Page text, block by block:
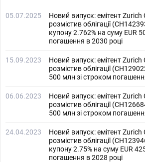
05.07.2025
Новий випуск: емітент
розмістив облігації
купону 2.762% на суму EUR
погашення в 2030 році
15.09.2023
Новий випуск: емітент
розмістив облігації
500 млн зі строком
06.06.2023
Новий випуск: емітент
розмістив облігації
500 млн зі строком
24.04.2023
Новий випуск: емітент
розмістив облігації
купону 2.75% на суму EUR
погашення в 2028 році